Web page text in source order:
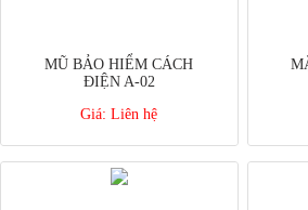
MŨ BẢO HIỂM CÁCH
ĐIỆN A-02
Giá: Liên hệ